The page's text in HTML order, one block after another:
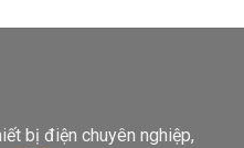
bị điện chuyên nghiệp,